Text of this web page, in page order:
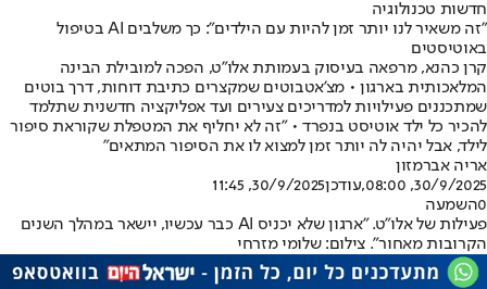
חדשות טכנולוגיה
"זה משאיר לנו יותר זמן להיות עם הילדים": כך משלבים AI בטיפול
באוטיסטים
קרן כהנא, מרפאה בעיסוק בעמותת אלו"ט, הפכה למובילת הבינה
המלאכותית בארגון • מצ'אטבוטים שמקצרים כתיבת דוחות, דרך בוטים
שמתכננים פעילויות למדריכים צעירים ועד אפליקציה חדשנית שתלמד
להכיר כל ילד אוטיסט בנפרד • "זה לא יחליף את המטפלת שקוראת סיפור
לילד, אבל יהיה לה יותר זמן למצוא לו את הסיפור המתאים"
אריה אברמזון
30/9/2025, 08:00
,עודכן30/9/2025, 11:45
0השמעה
פעילות של אלו"ט. "ארגון שלא יכניס AI כבר עכשיו, יישאר במהלך השנים
הקרובות מאחור". צילום: שלומי מזרחי